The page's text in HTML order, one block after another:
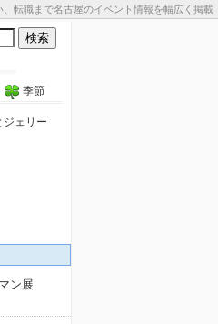
転職まで名古屋のイベント情報を幅広く掲載
季節
ジェリー
ン展